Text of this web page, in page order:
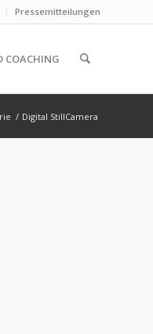
Pressemitteilungen
COACHING
/ Digital StillCamera